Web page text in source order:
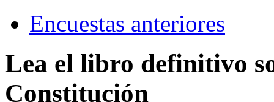
Encuestas anteriores
Lea el libro definitivo
Constitución